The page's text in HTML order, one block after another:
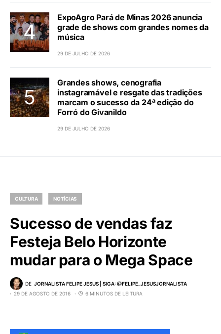
ExpoAgro Pará de Minas 2026 anuncia
grade de shows com grandes nomes da
música
29 DE JULHO DE 2026
Grandes shows, cenografia
instagramável e resgate das tradições
marcam o sucesso da 24ª edição do
Forró do Givanildo
29 DE JULHO DE 2026
CULTURA NOTÍCIAS
Sucesso de vendas faz
Festeja Belo Horizonte
mudar para o Mega Space
DE JORNALISTA FELIPE JESUS | SIGA: @FELIPE_JESUSJORNALISTA
29 DE AGOSTO DE 2016
6 MINUTOS DE LEITURA